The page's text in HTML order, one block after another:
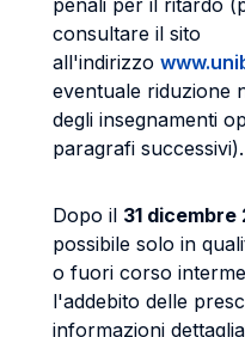
penali per il ritardo
consultare il sito
all'indirizzo
eventuale riduzione
degli insegnamenti
paragrafi successivi).
Dopo il 31 dicembre
possibile solo in
o fuori corso
l'addebito delle
informazioni